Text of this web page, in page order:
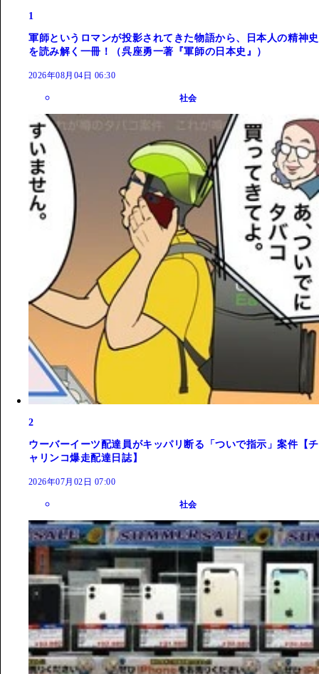
1
軍師というロマンが投影されてきた物語から、日本人の精神史
を読み解く一冊！（呉座勇一著『軍師の日本史』）
2026年08月04日 06:30
社会
2
ウーバーイーツ配達員がキッパリ断る「ついで指示」案件【チ
ャリンコ爆走配達日誌】
2026年07月02日 07:00
社会